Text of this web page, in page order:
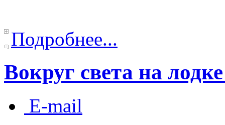
Подробнее...
Вокруг света на
E-mail